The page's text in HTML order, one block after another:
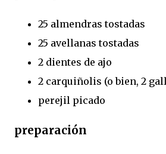
25 almendras tostadas
25 avellanas tostadas
2 dientes de ajo
2 carquiñolis (o bien, 2
perejil picado
preparación